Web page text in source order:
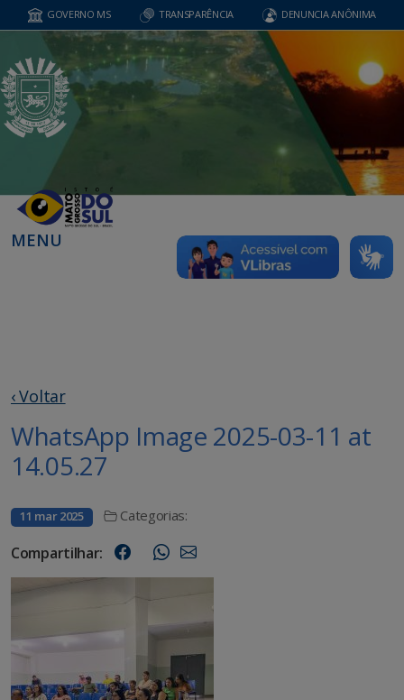
GOVERNO MS TRANSPARÊNCIA DENUNCIA ANÔNIMA
MENU
‹ Voltar
WhatsApp Image 2025-03-11 at
14.05.27
11 mar 2025 Categorias:
Compartilhar: